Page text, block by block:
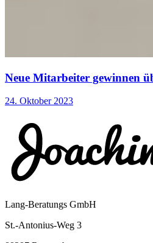
Neue Mitarbeiter gewinnen
24. Oktober 2023
Lang-Beratungs GmbH
St.-Antonius-Weg 3